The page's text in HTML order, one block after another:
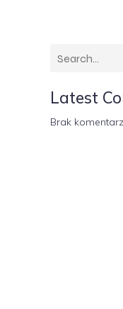
Latest
Brak